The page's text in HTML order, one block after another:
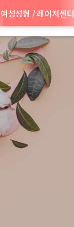
여성성형 / 레이저센터